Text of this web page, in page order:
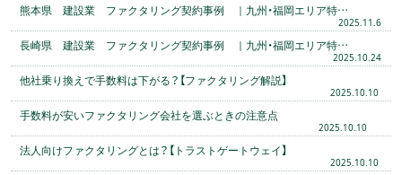
熊本県 建設業 ファクタリング契約事例 ｜九州・福岡エリア特…
2025.11.6
長崎県 建設業 ファクタリング契約事例 ｜九州・福岡エリア特…
2025.10.24
他社乗り換えで手数料は下がる？【ファクタリング解説】
2025.10.10
手数料が安いファクタリング会社を選ぶときの注意点
2025.10.10
法人向けファクタリングとは？【トラストゲートウェイ】
2025.10.10